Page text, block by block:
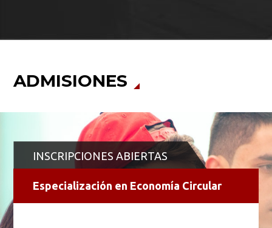
ADMISIONES
INSCRIPCIONES ABIERTAS
Especialización en Economía Circular